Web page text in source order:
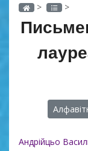
> >
Андрійцьо